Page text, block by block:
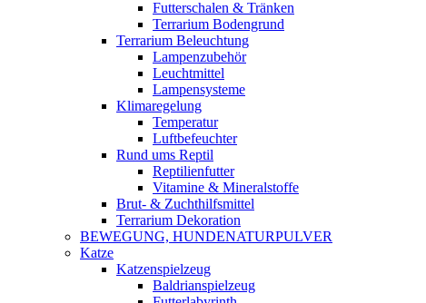
Futterschalen & Tränken
Terrarium Bodengrund
Terrarium Beleuchtung
Lampenzubehör
Leuchtmittel
Lampensysteme
Klimaregelung
Temperatur
Luftbefeuchter
Rund ums Reptil
Reptilienfutter
Vitamine & Mineralstoffe
Brut- & Zuchthilfsmittel
Terrarium Dekoration
BEWEGUNG, HUNDENATURPULVER
Katze
Katzenspielzeug
Baldrianspielzeug